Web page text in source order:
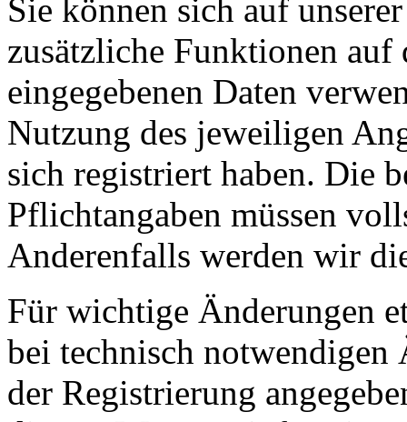
Sie können sich auf
zusätzliche Funktionen auf
eingegebenen Daten
Nutzung des jeweiligen
sich registriert haben. Die
Pflichtangaben müssen
Anderenfalls werden wir
Für wichtige Änderungen
bei technisch
der Registrierung